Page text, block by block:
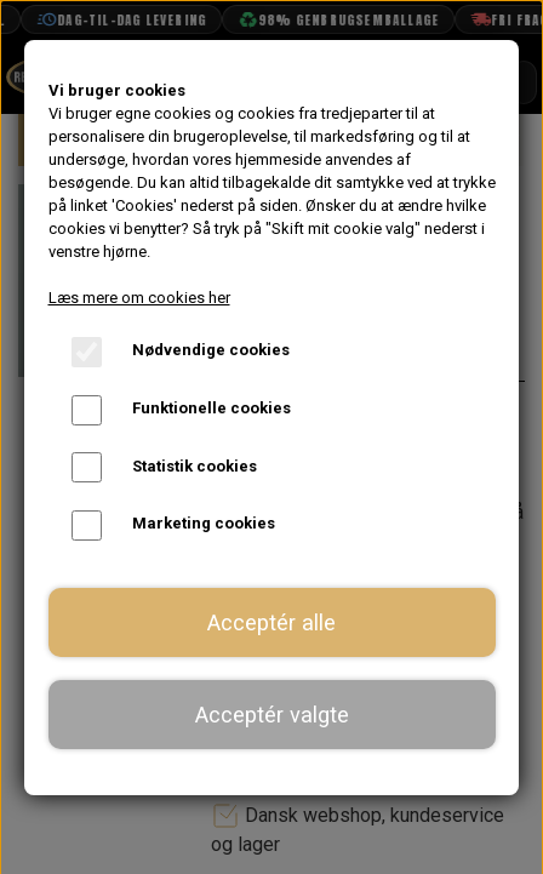
DAG-TIL-DAG LEVERING 98% GENBRUGSEMBALLAGE FRI
BOOK TID
PROJEKTER
TEKNISK DATA
VANDPOLERING
Forside Mini Udstødning Ophæng, Skruer &
På lager
Pakning -
Varenummer: GEX7761
Metal pakning til katalysator flange
Forventet leveringstid:
Varen er på
LÆG I KURV
Dansk webshop, kundeservice
og lager
Vi bruger cookies
Vi bruger egne cookies og cookies fra tredjeparter til at
personalisere din brugeroplevelse, til markedsføring og til at
undersøge, hvordan vores hjemmeside anvendes af
besøgende. Du kan altid tilbagekalde dit samtykke ved at trykke
på linket 'Cookies' nederst på siden. Ønsker du at ændre hvilke
cookies vi benytter? Så tryk på "Skift mit cookie valg" nederst i
venstre hjørne.
Læs mere om cookies her
Nødvendige cookies
Funktionelle cookies
Statistik cookies
Marketing cookies
Acceptér alle
Acceptér valgte